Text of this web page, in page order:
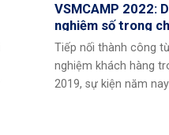
VSMCAMP 2022:
nghiệm số trong
Marketing
Tiếp nối thành công
nghiệm khách hàng
2019, sự kiện năm